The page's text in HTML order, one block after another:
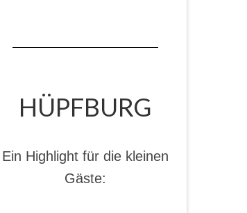
HÜPFBURG
Ein Highlight für die kleinen
Gäste: